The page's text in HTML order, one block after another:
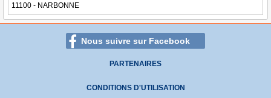
11100 - NARBONNE
Nous suivre sur Facebook
PARTENAIRES
CONDITIONS D'UTILISATION